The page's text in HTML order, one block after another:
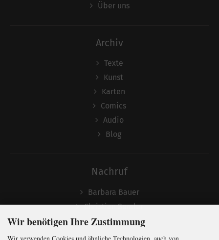
Über uns
Archiv
Texte
Kunst
Karten
Comics
Audio
Blog
Nachruf
Barbara Bauer
Christian Semler
Wir benötigen Ihre Zustimmung